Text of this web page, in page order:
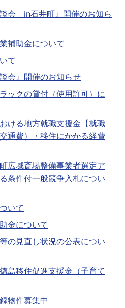
談会 in石井町』開催のお知ら
補助金について
て
会』開催のお知らせ
ックの貸付（使用許可）に
ける地方就職支援金【就職
通費）・移住にかかる経費
広域斎場整備事業者選定ア
条件付一般競争入札につい
いて
金について
の見直し状況の公表につい
島移住促進支援金（子育て
物件募集中